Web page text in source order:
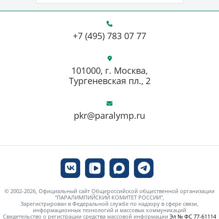
+7 (495) 783 07 77
pkr@paralymp.ru
101000, г. Москва,
Тургеневская пл., 2
© 2002-2026, Официальный сайт Общероссийской общественной организации
"ПАРАЛИМПИЙСКИЙ КОМИТЕТ РОССИИ",
Зарегистрирован в Федеральной службе по надзору в сфере связи,
информационных технологий и массовых коммуникаций
Свидетельство о регистрации средства массовой информации Эл № ФС 77-61114